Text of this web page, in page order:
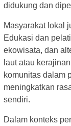
didukung dan
Masyarakat lokal
Edukasi dan
ekowisata, dan
laut atau
komunitas dalam
meningkatkan
sendiri.
Dalam konteks